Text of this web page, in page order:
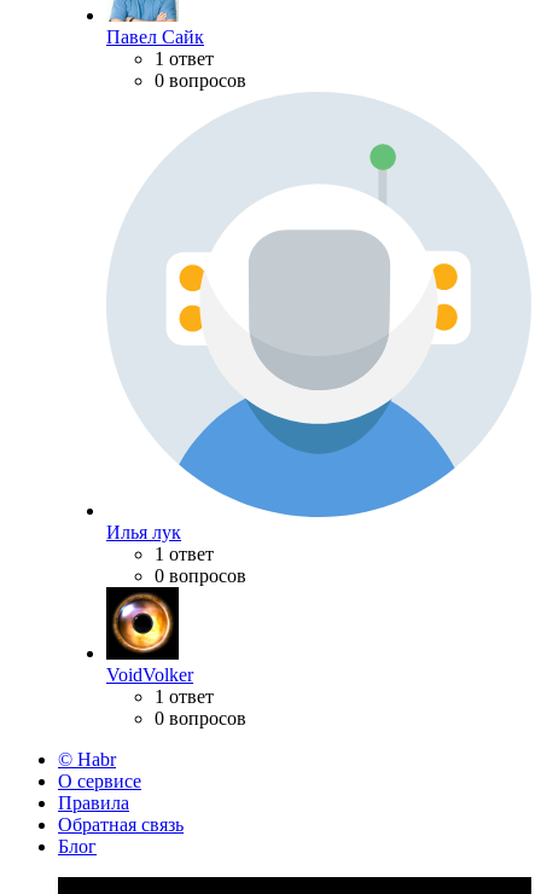
Павел Сайк
1 ответ
0 вопросов
Илья лук
1 ответ
0 вопросов
VoidVolker
1 ответ
0 вопросов
© Habr
О сервисе
Правила
Обратная связь
Блог